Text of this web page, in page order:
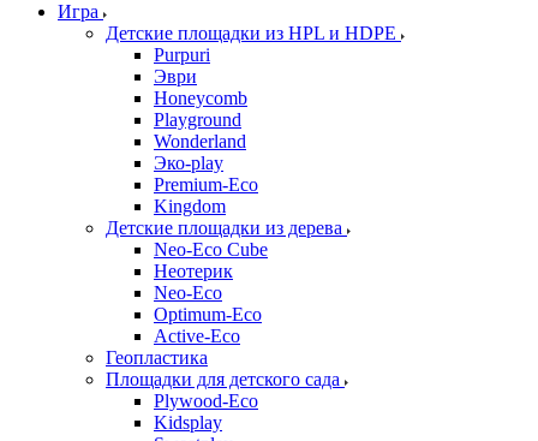
Игра
Детские площадки из HPL и HDPE
Purpuri
Эври
Honeycomb
Playground
Wonderland
Эко-play
Premium-Eco
Kingdom
Детские площадки из дерева
Neo-Eco Cube
Неотерик
Neo-Eco
Оptimum-Еco
Active-Eco
Геопластика
Площадки для детского сада
Plywood-Eco
Kidsplay